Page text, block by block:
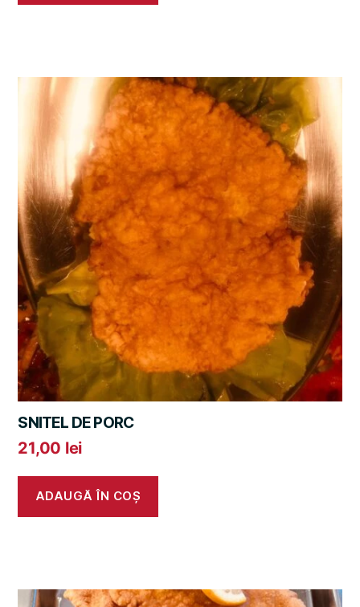
SNITEL DE PORC
21,00 lei
ADAUGĂ ÎN COȘ